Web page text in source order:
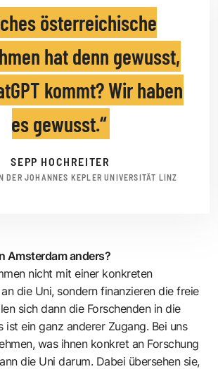
österreichische
hat denn gewusst,
kommt? Wir haben
es gewusst.
SEPP HOCHREITER
DER JOHANNES KEPLER UNIVERSITÄT LINZ
Amsterdam anders?
nicht mit einer konkreten
die Uni, sondern finanzieren die freie
sich dann die Forschenden in die
ist ein ganz anderer Zugang. Bei uns
was ihnen konkret an Forschung
die Uni darum. Dabei übersehen sie,